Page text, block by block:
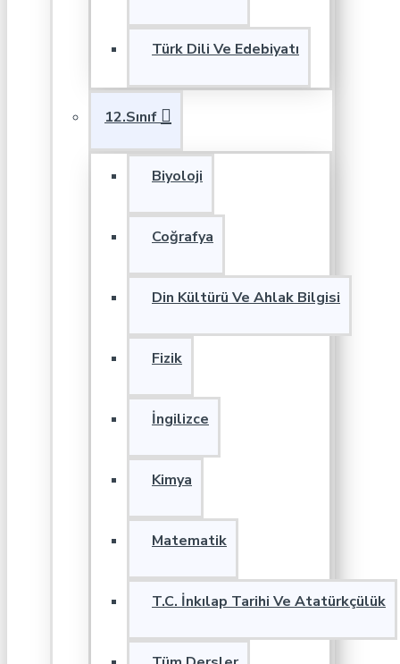
Türk Dili Ve Edebiyatı
12.Sınıf
Biyoloji
Coğrafya
Din Kültürü Ve Ahlak Bilgisi
Fizik
İngilizce
Kimya
Matematik
T.C. İnkılap Tarihi Ve Atatürkçülük